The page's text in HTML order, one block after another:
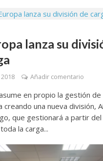
lanza su
Añadir comentario
en propio la gestión de
creando una nueva división,
que gestionará a partir
la carga...